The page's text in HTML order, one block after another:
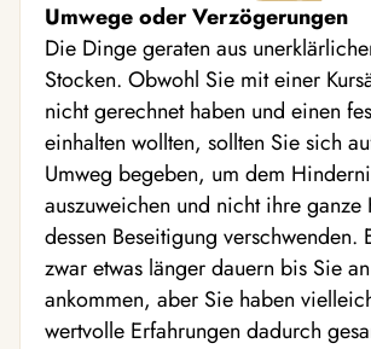
Umwege oder Verzögerungen
Die Dinge geraten aus
Stocken. Obwohl Sie mit einer
nicht gerechnet haben und einen
einhalten wollten, sollten Sie sich
Umweg begeben, um dem
auszuweichen und nicht ihre ganze
dessen Beseitigung verschwenden.
zwar etwas länger dauern bis Sie
ankommen, aber Sie haben
wertvolle Erfahrungen dadurch